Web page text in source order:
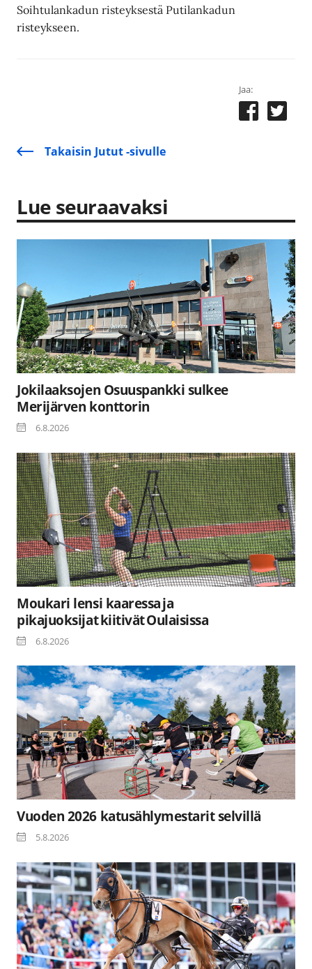
Soihtulankadun risteyksestä Putilankadun
risteykseen.
Jaa:
Takaisin Jutut -sivulle
Lue seuraavaksi
Jokilaaksojen Osuuspankki sulkee
Merijärven konttorin
6.8.2026
Moukari lensi kaaressa ja
pikajuoksijat kiitivät Oulaisissa
6.8.2026
Vuoden 2026 katusählymestarit selvillä
5.8.2026